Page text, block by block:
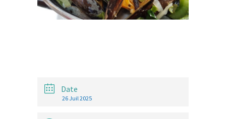
Date
26 Juil 2025